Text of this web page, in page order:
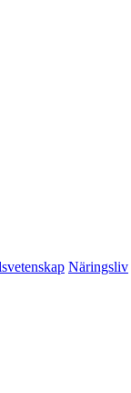
Näringsliv